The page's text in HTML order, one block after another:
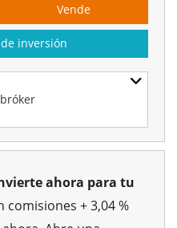
Vende
inversión
ahora para tu
comisiones + 3,04 %